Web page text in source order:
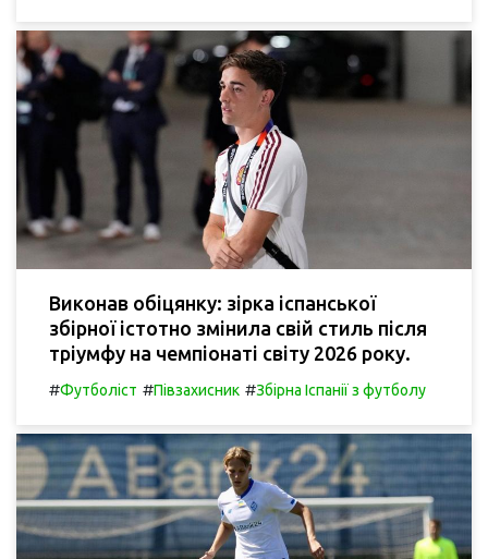
Виконав обіцянку: зірка іспанської
збірної істотно змінила свій стиль після
тріумфу на чемпіонаті світу 2026 року.
#Футболіст #Півзахисник #Збірна Іспанії з футболу